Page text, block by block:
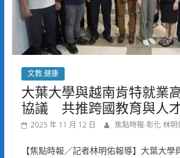
文教.健康
大葉大學與越南肯特就業
協議 共推跨國教育與人
2025 年 11 月 12 日 焦點時報-彰化 林明
【焦點時報／記者林明佑報導】大葉大學